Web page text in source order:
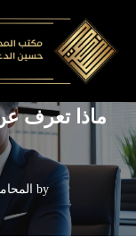
Skip
Home
-نظام
ماذا تعرف
by